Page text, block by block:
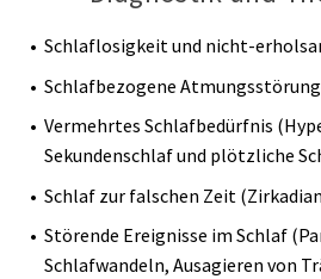
Schlaflosigkeit und nicht-
Schlafbezogene
Vermehrtes Schlafbedürfnis
Sekundenschlaf und plötzliche
Schlaf zur falschen Zeit
Störende Ereignisse im Schlaf
Schlafwandeln, Ausagieren von